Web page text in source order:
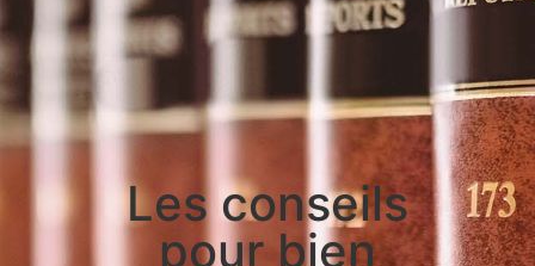
Les conseils
pour bien